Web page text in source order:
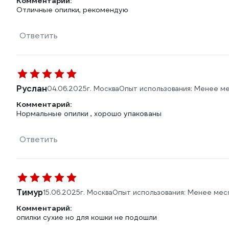
Отличные опилки, рекомендую
Ответить
Руслан04.06.2025г. МоскваОпыт использования: Менее
Комментарий:
Нормальные опилки , хорошо упакованы
Ответить
Тимур15.06.2025г. МоскваОпыт использования: Менее
Комментарий:
опилки сухие но для кошки не подошли